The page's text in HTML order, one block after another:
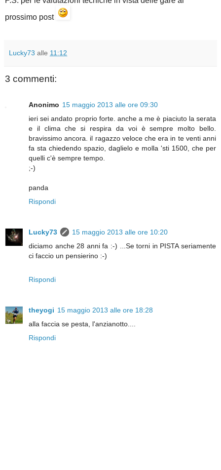
prossimo post
Lucky73 alle 11:12
3 commenti:
Anonimo 15 maggio 2013 alle ore 09:30
ieri sei andato proprio forte. anche a me è piaciuto la serata
e il clima che si respira da voi è sempre molto bello.
bravissimo ancora. il ragazzo veloce che era in te venti anni
fa sta chiedendo spazio, daglielo e molla 'sti 1500, che per
quelli c'è sempre tempo.
;-)
panda
Rispondi
Lucky73
15 maggio 2013 alle ore 10:20
diciamo anche 28 anni fa :-) ...Se torni in PISTA seriamente
ci faccio un pensierino :-)
Rispondi
theyogi 15 maggio 2013 alle ore 18:28
alla faccia se pesta, l'anzianotto....
Rispondi